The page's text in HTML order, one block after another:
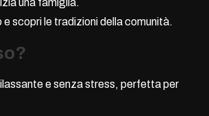
una famiglia.
scopri le tradizioni della comunità.
e senza stress, perfetta per